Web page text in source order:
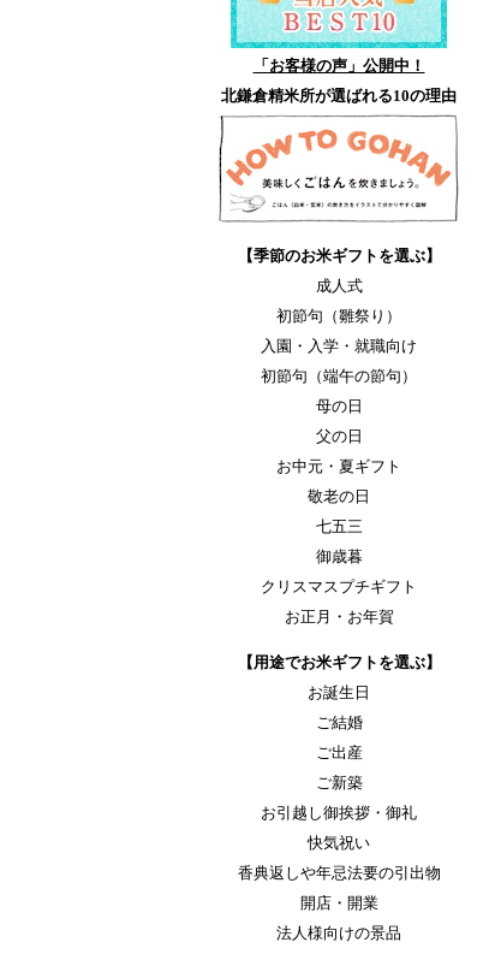
「お客様の声」公開中！
北鎌倉精米所が選ばれる10の理由
【季節のお米ギフトを選ぶ】
成人式
初節句（雛祭り）
入園・入学・就職向け
初節句（端午の節句）
母の日
父の日
お中元・夏ギフト
敬老の日
七五三
御歳暮
クリスマスプチギフト
お正月・お年賀
【用途でお米ギフトを選ぶ】
お誕生日
ご結婚
ご出産
ご新築
お引越し御挨拶・御礼
快気祝い
香典返しや年忌法要の引出物
開店・開業
法人様向けの景品